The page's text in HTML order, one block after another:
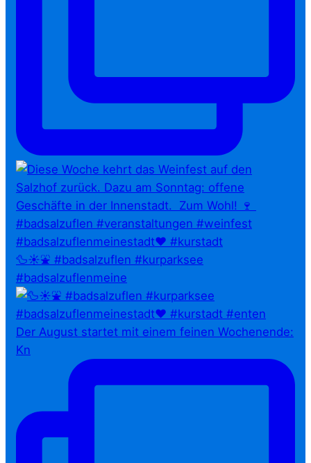
🦆☀️⛲ #badsalzuflen #kurparksee
#badsalzuflenmeine
Der August startet mit einem feinen Wochenende:
Kn